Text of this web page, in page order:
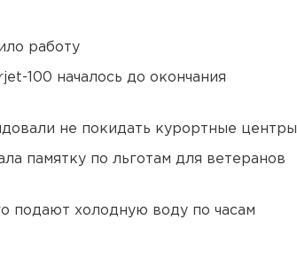
работу
100 началось до окончания
не покидать курортные центры
памятку по льготам для ветеранов
подают холодную воду по часам